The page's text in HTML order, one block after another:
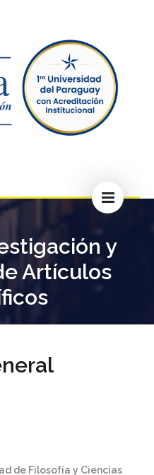
y
Artículos
de Filosofía y Ciencias